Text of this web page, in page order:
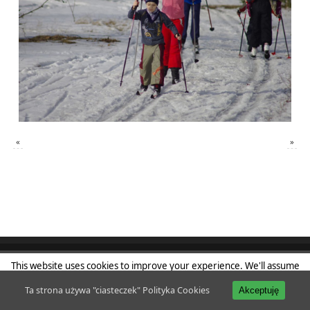
« »
Klub Sportowy Powiśle| Powered byMantra&WordPress.
This website uses cookies to improve your experience. We'll assume
Accept
Read
More
Ta strona używa "ciasteczek" Polityka Cookies Akceptuję